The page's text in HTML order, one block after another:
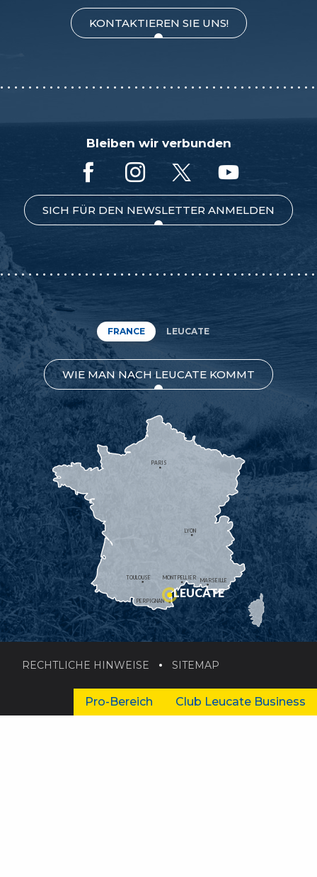
KONTAKTIEREN SIE UNS!
Bleiben wir verbunden
SICH FÜR DEN NEWSLETTER ANMELDEN
FRANCE LEUCATE
WIE MAN NACH LEUCATE KOMMT
MONTPELLIER
PERPIGNAN
MARSEILLE
TOULOUSE
LYON
PARIS
LEUCATE
RECHTLICHE HINWEISE SITEMAP
Pro-Bereich Club Leucate Business